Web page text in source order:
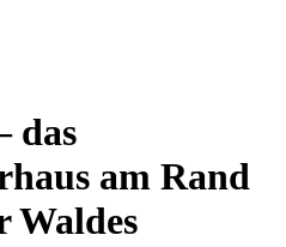
das
am Rand
Waldes